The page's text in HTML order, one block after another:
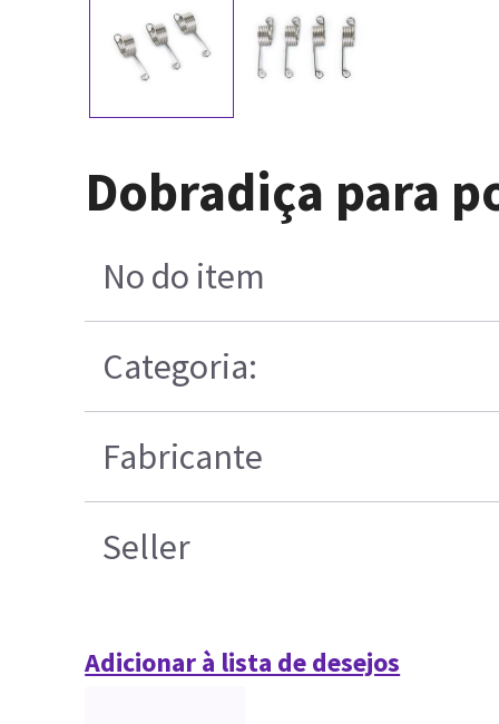
Dobradiça para
No do item
Categoria:
Fabricante
Seller
Adicionar à lista de desejos